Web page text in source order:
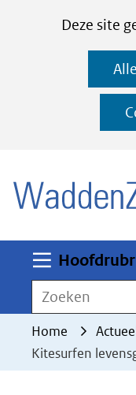
CookiesDeze site
deze
worden
toegestaan
geweigerd.
Zoeken
Home
Kitesurfen